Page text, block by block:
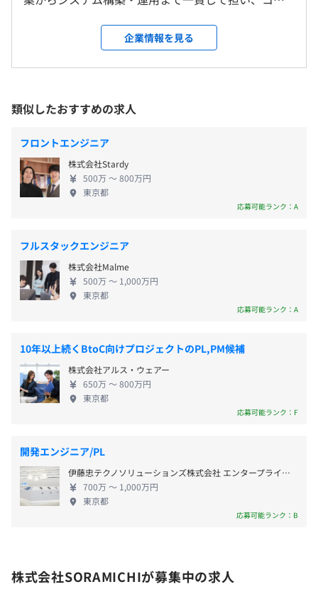
は年収提示額を保証するものではありません）
■フレックスタイム制
分～19時00分
※1日の標準労働時間は8時間としますが、出・退勤時間
は、各自の職務内容と自由裁量に委ねています。
休憩時間：休憩60分 ※昼食時間は業務の都合により各々
分の固定残業代を支給
■年末年始休暇
■夏季休暇
■傷病休暇
■生理休暇
■産前産後休暇
■看護休暇
■介護休暇
■裁判員休暇など
※土曜日、日曜日、国民の祝日等を考慮し、会社カレンダ
備、システム開発・保守、データ分析に加え、デジ
タル広告の戦略設計から運用改善、効果検証までを
ワンストップで提供しています。 単なるコンサルテ
合した実装・運用・改善まで責任を持って取り組
み、クライアントの経営課題解決に伴走します。
【主な取引先】 東証プライム市場上場企業を含む大
手企業が中心で、金融、不動産、流通、製造業など、
産業は多岐にわたります。 【認定・パートナーシッ
プ】 ・ISMS（情報セキュリティマネジメントシステ
ム）認証取得 ・プライバシーマーク（Pマーク）認証
ンサルティングパートナー ・KARTE 導入・運用認定
（有資格者多数） ・Braze 認定パートナー ・
Snowflake コンサルティングパートナー ・金融IT推
進協会法人会員
企業情報を見る
類似したおすすめの求人
フロントエンジニア
株式会社Stardy
500万 〜 800万円
東京都
応募可能ランク：A
フルスタックエンジニア
株式会社Malme
500万 〜 1,000万円
東京都
応募可能ランク：A
10年以上続くBtoC向けプロジェクトのPL,PM候補
株式会社アルス・ウェアー
650万 〜 800万円
東京都
応募可能ランク：F
開発エンジニア/PL
伊藤忠テクノソリューションズ株式会社 エンタープライズシステム開発事業部
700万 〜 1,000万円
東京都
応募可能ランク：B
株式会社SORAMICHIが募集中の求人